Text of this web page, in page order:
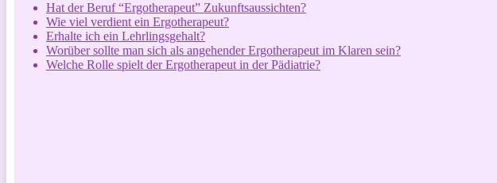
Hat der Beruf “Ergotherapeut” Zukunftsaussichten?
Wie viel verdient ein Ergotherapeut?
Erhalte ich ein Lehrlingsgehalt?
Worüber sollte man sich als angehender Ergotherapeut im Klaren sein?
Welche Rolle spielt der Ergotherapeut in der Pädiatrie?